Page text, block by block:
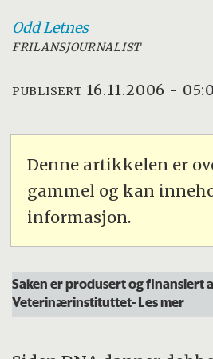
OddLetnes
FRILANSJOURNALIST
PUBLISERT 16.11.2006 -
Denne artikkelen er
gammel og kan
informasjon.
Saken er produsert og finansiert
Veterinærinstituttet- Les mer